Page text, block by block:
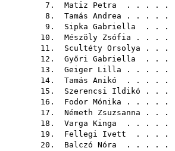
7. Matiz Petra . . . . .
8. Tamás Andrea . . . . .
9. Sipka Gabriella . . .
10. Mészöly Zsófia . . . .
11. Scultéty Orsolya . . .
12. Győri Gabriella . . .
13. Geiger Lilla . . . . .
14. Tamás Anikó . . . . .
15. Szerencsi Ildikó . . .
16. Fodor Mónika . . . . .
17. Németh Zsuzsanna . . .
18. Varga Kinga . . . . .
19. Fellegi Ivett . . . .
20. Balczó Nóra . . . . .